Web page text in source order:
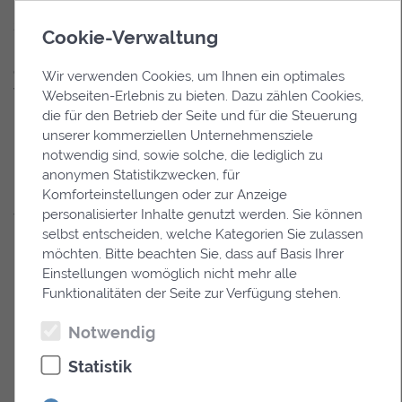
Frage der
rechtlich zu prüfen und
eine Einstellung des
Verfahrens zu erreichen –
insbesondere bei
Ersttätern.
Umstände differenziert
hohe Strafzumessung zu
verhindern.
Warum ein Fachanwalt für
Strafrecht entscheidend ist
Körperverletzungsdelikte sind rechtlich komplex. Es geht
Die genaue rechtliche Einordnung der Tat
Cookie-Verwaltung
Wir verwenden Cookies, um Ihnen ein optimales
Webseiten-Erlebnis zu bieten. Dazu zählen Cookies,
die für den Betrieb der Seite und für die Steuerung
unserer kommerziellen Unternehmensziele
notwendig sind, sowie solche, die lediglich zu
anonymen Statistikzwecken, für
Komforteinstellungen oder zur Anzeige
personalisierter Inhalte genutzt werden. Sie können
selbst entscheiden, welche Kategorien Sie zulassen
möchten. Bitte beachten Sie, dass auf Basis Ihrer
Einstellungen womöglich nicht mehr alle
Funktionalitäten der Seite zur Verfügung stehen.
Notwendig
Statistik